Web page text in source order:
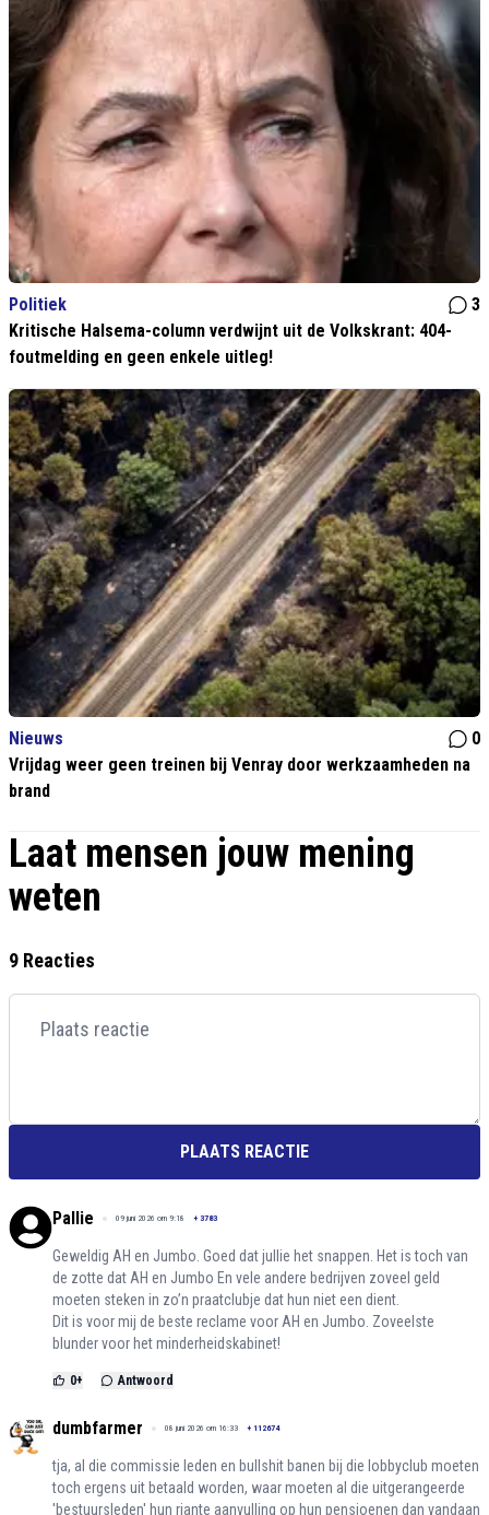
Politiek
3
Kritische Halsema-column verdwijnt uit de Volkskrant: 404-
foutmelding en geen enkele uitleg!
Nieuws
0
Vrijdag weer geen treinen bij Venray door werkzaamheden na
brand
Laat mensen jouw mening
weten
9 Reacties
PLAATS REACTIE
Pallie 09 juni 2026 om 9:18 + 3783
Geweldig AH en Jumbo. Goed dat jullie het snappen. Het is toch van
de zotte dat AH en Jumbo En vele andere bedrijven zoveel geld
moeten steken in zo’n praatclubje dat hun niet een dient.
Dit is voor mij de beste reclame voor AH en Jumbo. Zoveelste
blunder voor het minderheidskabinet!
0+ Antwoord
dumbfarmer 08 juni 2026 om 16:33 + 112674
tja, al die commissie leden en bullshit banen bij die lobbyclub moeten
toch ergens uit betaald worden, waar moeten al die uitgerangeerde
'bestuursleden' hun riante aanvulling op hun pensioenen dan vandaan